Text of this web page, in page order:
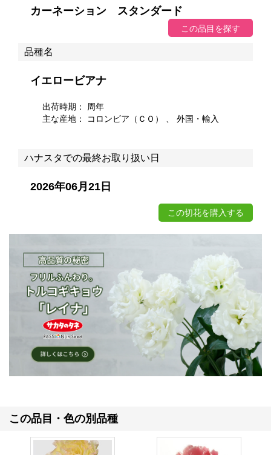
カーネーション スタンダード
品種名
イエロービアナ
出荷時期： 周年
主な産地：
コロンビア（ＣＯ） 、 外国・輸入
ハナスタでの最終お取り扱い日
2026年06月21日
この切花を購入する
この品目・色の別品種